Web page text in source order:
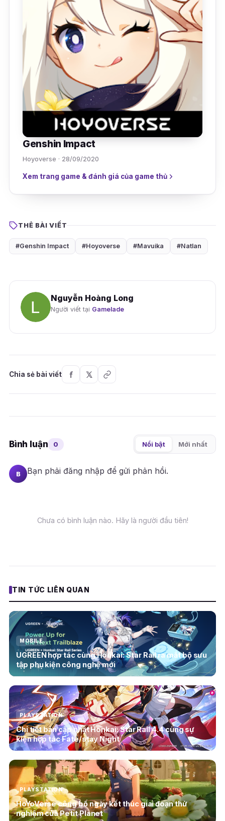
Genshin Impact
Hoyoverse · 28/09/2020
Xem trang game & đánh giá của game thủ
THẺ BÀI VIẾT
#Genshin Impact #Hoyoverse #Mavuika #Natlan
Nguyễn Hoàng Long
Người viết tại Gamelade
Chia sẻ bài viết
Bình luận 0 Nổi bật Mới nhất
B Bạn phải đăng nhập để gửi phản hồi.
Chưa có bình luận nào. Hãy là người đầu tiên!
TIN TỨC LIÊN QUAN
MOBILE
UGREEN hợp tác cùng Honkai: Star Rail ra mắt bộ sưu
tập phụ kiện công nghệ mới
PLAYSTATION
Chi tiết bản cập nhật Honkai: Star Rail 4.4 cùng sự
kiện hợp tác Fate/stay Night
PLAYSTATION
HoYoVerse công bố ngày kết thúc giai đoạn thử
nghiệm của Petit Planet